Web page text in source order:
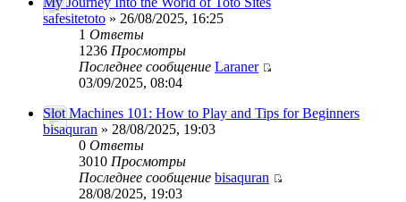
safesitetoto » 26/08/2025, 16:25
1 Ответы
1236 Просмотры
Последнее сообщение Laraner
03/09/2025, 08:04
Slot Machines 101: How to Play and Tips for Beginners
bisaquran » 28/08/2025, 19:03
0 Ответы
3010 Просмотры
Последнее сообщение bisaquran
28/08/2025, 19:03